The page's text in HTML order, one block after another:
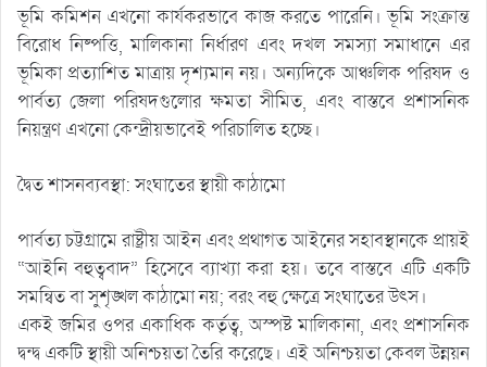
ভূমি কমিশন এখনো কার্যকরভাবে কাজ করতে পারেনি। ভূমি সংক্রান্ত
বিরোধ নিষ্পত্তি, মালিকানা নির্ধারণ এবং দখল সমস্যা সমাধানে এর
ভূমিকা প্রত্যাশিত মাত্রায় দৃশ্যমান নয়। অন্যদিকে আঞ্চলিক পরিষদ ও
পার্বত্য জেলা পরিষদগুলোর ক্ষমতা সীমিত, এবং বাস্তবে প্রশাসনিক
নিয়ন্ত্রণ এখনো কেন্দ্রীয়ভাবেই পরিচালিত হচ্ছে।
দ্বৈত শাসনব্যবস্থা: সংঘাতের স্থায়ী কাঠামো
পার্বত্য চট্টগ্রামে রাষ্ট্রীয় আইন এবং প্রথাগত আইনের সহাবস্থানকে প্রায়ই
“আইনি বহুত্ববাদ” হিসেবে ব্যাখ্যা করা হয়। তবে বাস্তবে এটি একটি
সমন্বিত বা সুশৃঙ্খল কাঠামো নয়; বরং বহু ক্ষেত্রে সংঘাতের উৎস।
একই জমির ওপর একাধিক কর্তৃত্ব, অস্পষ্ট মালিকানা, এবং প্রশাসনিক
দ্বন্দ্ব একটি স্থায়ী অনিশ্চয়তা তৈরি করেছে। এই অনিশ্চয়তা কেবল উন্নয়ন